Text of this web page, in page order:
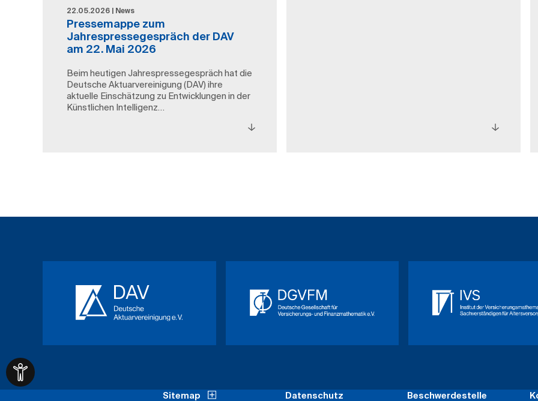
22.05.2026 | News
Pressemappe zum
Jahrespressegespräch der DAV
am 22. Mai 2026
Beim heutigen Jahrespressegespräch hat die
Deutsche Aktuarvereinigung (DAV) ihre
aktuelle Einschätzung zu Entwicklungen in der
Künstlichen Intelligenz…
Sitemap Datenschutz Beschwerdestelle